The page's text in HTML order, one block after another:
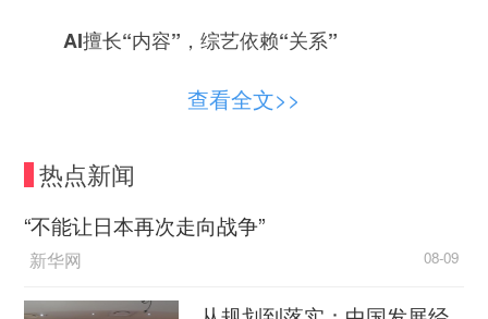
AI擅长“内容”，综艺依赖“关系”
理解这一错位，需要先理清综艺与电影、剧集
去完成时的作品”，故事在开拍前已定型，拍摄与后
期是对既定文本的呈现与优化。这种生产逻辑天然
契合AI的优势：在确定的框架内，反复生成、反复
打磨，从无数版本中选出最优解。AI写剧本、AI生
成画面、AI虚拟演员，走的都是这条路径。
查看全文>>
热点新闻
“不能让日本再次走向战争”
新华网 08-09